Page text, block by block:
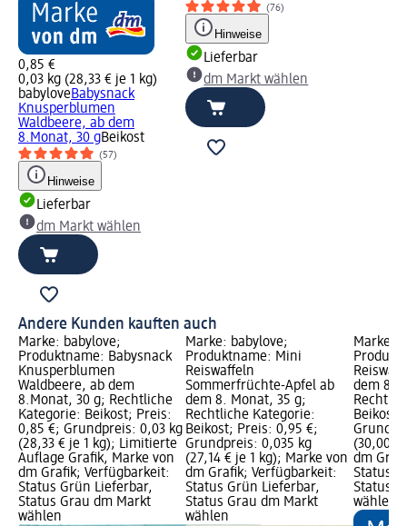
0,85 €
0,03 kg (28,33 € je 1 kg)
babyloveBabysnack
Knusperblumen
Waldbeere, ab dem
8.Monat, 30 gBeikost
(57)
Hinweise
Lieferbar
dm Markt wählen
(76)
Hinweise
Lieferbar
dm Markt wählen
Andere Kunden kauften auch
Marke: babylove;
Produktname: Babysnack
Knusperblumen
Waldbeere, ab dem
8.Monat, 30 g; Rechtliche
Kategorie: Beikost; Preis:
0,85 €; Grundpreis: 0,03 kg
(28,33 € je 1 kg); Limitierte
Auflage Grafik, Marke von
dm Grafik; Verfügbarkeit:
Status Grün Lieferbar,
Status Grau dm Markt
wählen
Marke: babylove;
Produktname: Mini
Reiswaffeln
Sommerfrüchte-Apfel ab
dem 8. Monat, 35 g;
Rechtliche Kategorie:
Beikost; Preis: 0,95 €;
Grundpreis: 0,035 kg
(27,14 € je 1 kg); Marke von
dm Grafik; Verfügbarkeit:
Status Grün Lieferbar,
Status Grau dm Markt
wählen
Marke:
dem 8.
Beikost;
(30,00 €
dm
Status
Status
wählen